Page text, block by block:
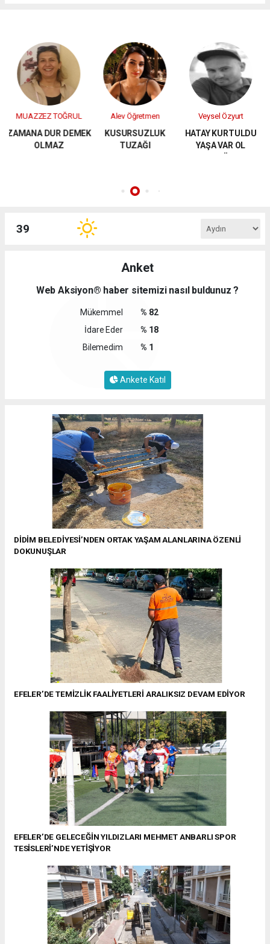
Alev Öğretmen
KUSURSUZLUK
TUZAĞI
Veysel Özyurt
HATAY KURTULDU
YAŞA VAR OL
Dursun Temel
YURDAER
DİDİM’İ BİTİRMEK
İÇİN AND MI İÇTİNİZ?
39
Anket
Web Aksiyon® haber sitemizi nasıl buldunuz ?
Mükemmel
% 82
İdare Eder
% 18
Bilemedim
% 1
Ankete Katıl
DİDİM BELEDİYESİ’NDEN ORTAK YAŞAM ALANLARINA ÖZENLİ
DOKUNUŞLAR
EFELER’DE TEMİZLİK FAALİYETLERİ ARALIKSIZ DEVAM EDİYOR
EFELER’DE GELECEĞİN YILDIZLARI MEHMET ANBARLI SPOR
TESİSLERİ’NDE YETİŞİYOR